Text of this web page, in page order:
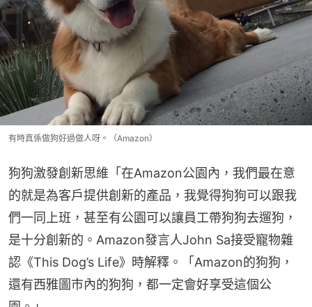
有時真係做狗好過做人呀。（Amazon）
狗狗激發創新思維「在Amazon公園內，我們最在意
的就是為客戶提供創新的產品，我覺得狗狗可以跟我
們一同上班，甚至有公園可以讓員工帶狗狗去遛狗，
是十分創新的。Amazon發言人John Sa接受寵物雜
認《This Dog’s Life》時解釋。「Amazon的狗狗，
還有西雅圖市內的狗狗，都一定會好享受這個公